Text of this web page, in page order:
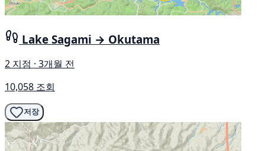
Lake Sagami → Okutama
2 지점 · 3개월 전
10,058 조회
저장